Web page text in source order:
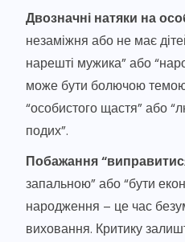
Двозначні натяки на
незаміжня або не має
нарешті мужика” або
може бути болючою
“особистого щастя” або
подих”.
Побажання
запальною” або “бути
народження – це час
виховання. Критику